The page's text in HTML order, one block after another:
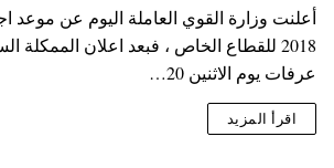
أعلنت وزارة القوي العاملة اليوم عن موعد
2018 للقطاع الخاص ، فبعد اعلان
عرفات يوم الاثنين 20…
اقرأ المزيد